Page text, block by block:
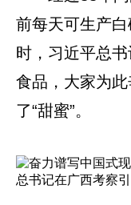
前每天可生产
时，习近平总
食品，大家为
了“甜蜜”。